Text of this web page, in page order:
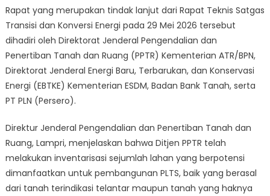
Rapat yang merupakan tindak lanjut dari Rapat Teknis Satgas
Transisi dan Konversi Energi pada 29 Mei 2026 tersebut
dihadiri oleh Direktorat Jenderal Pengendalian dan
Penertiban Tanah dan Ruang (PPTR) Kementerian ATR/BPN,
Direktorat Jenderal Energi Baru, Terbarukan, dan Konservasi
Energi (EBTKE) Kementerian ESDM, Badan Bank Tanah, serta
PT PLN (Persero).
Direktur Jenderal Pengendalian dan Penertiban Tanah dan
Ruang, Lampri, menjelaskan bahwa Ditjen PPTR telah
melakukan inventarisasi sejumlah lahan yang berpotensi
dimanfaatkan untuk pembangunan PLTS, baik yang berasal
dari tanah terindikasi telantar maupun tanah yang haknya